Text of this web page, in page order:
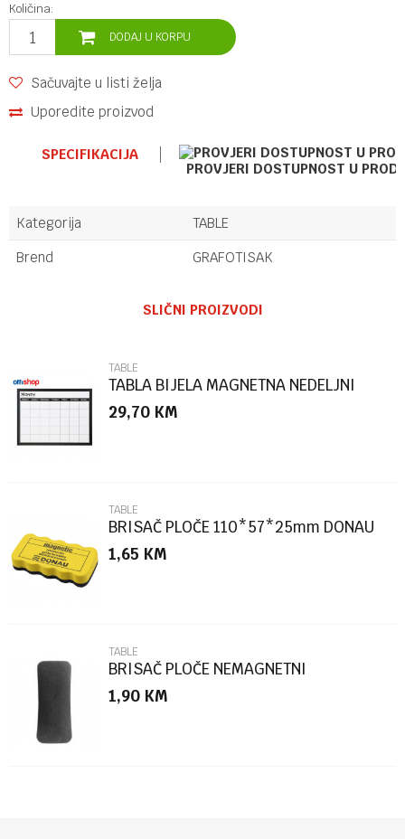
Količina:
DODAJ U KORPU
Sačuvajte u listi želja
Uporedite proizvod
SPECIFIKACIJA
PROVJERI DOSTUPNOST U
Kategorija
TABLE
Brend
GRAFOTISAK
POŠALJI
SLIČNI PROIZVODI
TABLE
TABLA BIJELA MAGNETNA NEDELJNI
PLANER 48*65CM OF496
29,70 KM
TABLE
BRISAČ PLOČE 110*57*25mm DONAU
1,65 KM
TABLE
BRISAČ PLOČE NEMAGNETNI
12,5x5x2,5cm
1,90 KM